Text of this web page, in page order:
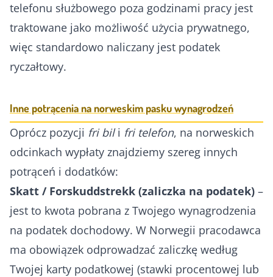
telefonu służbowego poza godzinami pracy jest
traktowane jako możliwość użycia prywatnego,
więc standardowo naliczany jest podatek
ryczałtowy.
Inne potrącenia na norweskim pasku wynagrodzeń
Oprócz pozycji fri bili fri telefon, na norweskich
odcinkach wypłaty znajdziemy szereg innych
potrąceń i dodatków:
Skatt / Forskuddstrekk (zaliczka na podatek) –
jest to kwota pobrana z Twojego wynagrodzenia
na podatek dochodowy. W Norwegii pracodawca
ma obowiązek odprowadzać zaliczkę według
Twojej karty podatkowej (stawki procentowej lub